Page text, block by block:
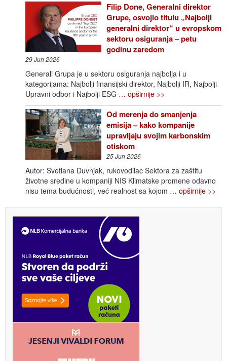
Filip Done, Generalni direktor
Grupe, osvojio titulu „Najbolji
generalni direktor“ u evropskom
sektoru osiguranja – petu
godinu zaredom
29 Jun 2026
Generali Grupa je u sektoru osiguranja najbolja i u
kategorijama: Najbolji finansijski direktor, Najbolji IR, Najbolji
Upravni odbor i Najbolji ESG … opširnije >>
Od merenja do smanjenja
emisija – kako kompanije
upravljaju svojim karbonskim
otiskom
25 Jun 2026
Autor: Svetlana Duvnjak, rukovodilac Sektora za zaštitu
životne sredine u kompaniji NIS Klimatske promene odavno
nisu tema budućnosti, već realnost sa kojom … opširnije >>